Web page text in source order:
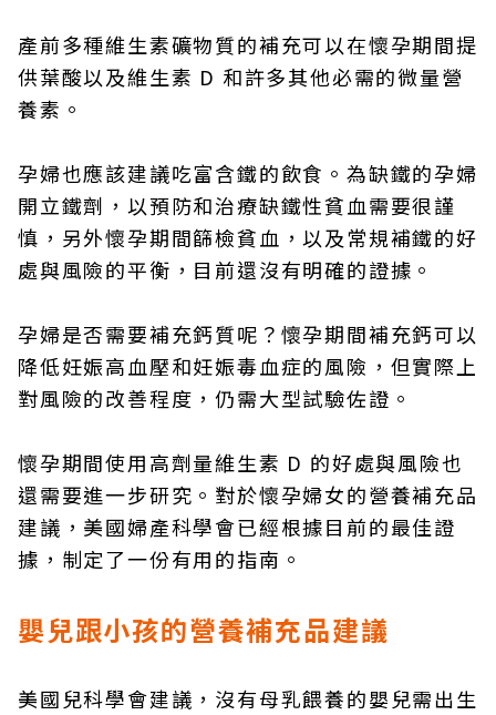
產前多種維生素礦物質的補充可以在懷孕期間提
供葉酸以及維生素 D 和許多其他必需的微量營
養素。
孕婦也應該建議吃富含鐵的飲食。為缺鐵的孕婦
開立鐵劑，以預防和治療缺鐵性貧血需要很謹
慎，另外懷孕期間篩檢貧血，以及常規補鐵的好
處與風險的平衡，目前還沒有明確的證據。
孕婦是否需要補充鈣質呢？懷孕期間補充鈣可以
降低妊娠高血壓和妊娠毒血症的風險，但實際上
對風險的改善程度，仍需大型試驗佐證。
懷孕期間使用高劑量維生素 D 的好處與風險也
還需要進一步研究。對於懷孕婦女的營養補充品
建議，美國婦產科學會已經根據目前的最佳證
據，制定了一份有用的指南。
嬰兒跟小孩的營養補充品建議
美國兒科學會建議，沒有母乳餵養的嬰兒需出生